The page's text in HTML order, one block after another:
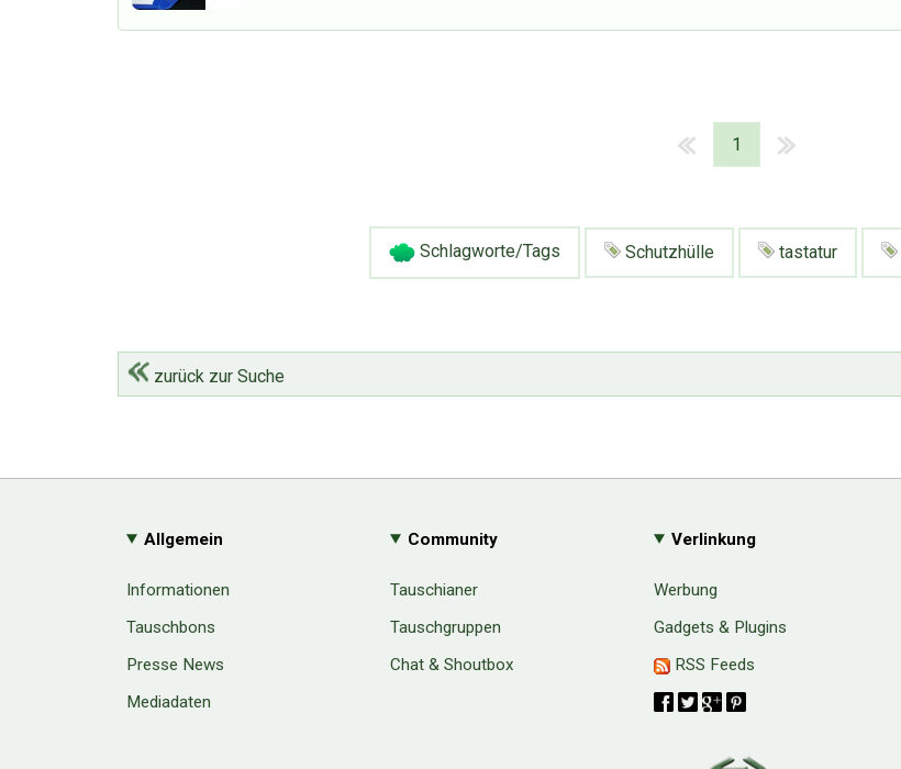
1
Schlagworte/Tags Schutzhülle tastatur
zurück zur Suche
Allgemein
Informationen
Tauschbons
Presse News
Mediadaten
Community
Tauschianer
Tauschgruppen
Chat & Shoutbox
Verlinkung
Werbung
Gadgets & Plugins
RSS Feeds